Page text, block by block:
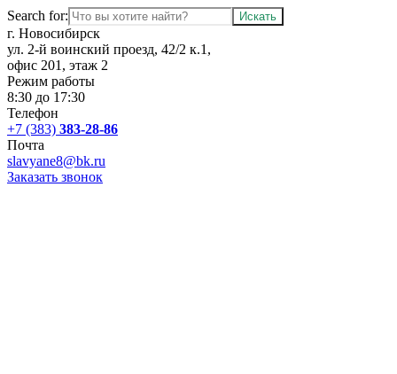
Search for:
г. Новосибирск
ул. 2-й воинский проезд, 42/2 к.1,
офис 201, этаж 2
Режим работы
8:30 до 17:30
Телефон
+7 (383) 383-28-86
Почта
slavyane8@bk.ru
Заказать звонок